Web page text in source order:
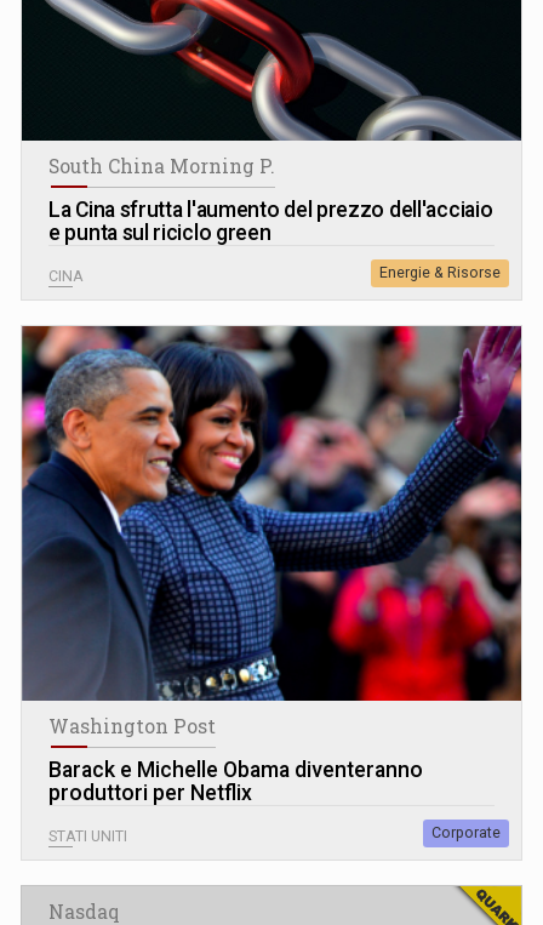
South China Morning P.
La Cina sfrutta l'aumento del prezzo dell'acciaio
e punta sul riciclo green
CINA Energie & Risorse
Washington Post
Barack e Michelle Obama diventeranno
produttori per Netflix
STATI UNITI Corporate
Nasdaq